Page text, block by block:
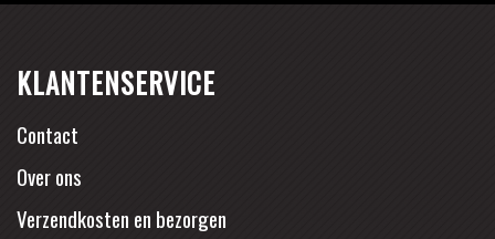
KLANTENSERVICE
Contact
Over ons
Verzendkosten en bezorgen